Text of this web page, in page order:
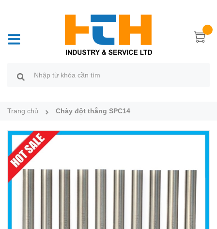
Trang chủ Chày đột thẳng SPC14